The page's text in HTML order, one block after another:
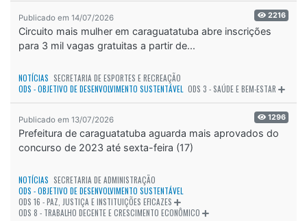
Publicado em 14/07/2026 2216
Circuito mais mulher em caraguatatuba abre inscrições
para 3 mil vagas gratuitas a partir de...
NOTÍCIAS SECRETARIA DE ESPORTES E RECREAÇÃO
ODS - OBJETIVO DE DESENVOLVIMENTO SUSTENTÁVEL ODS 3 - SAÚDE E BEM-ESTAR
Publicado em 13/07/2026 1296
Prefeitura de caraguatatuba aguarda mais aprovados do
concurso de 2023 até sexta-feira (17)
NOTÍCIAS SECRETARIA DE ADMINISTRAÇÃO
ODS - OBJETIVO DE DESENVOLVIMENTO SUSTENTÁVEL
ODS 16 - PAZ, JUSTIÇA E INSTITUIÇÕES EFICAZES
ODS 8 - TRABALHO DECENTE E CRESCIMENTO ECONÔMICO